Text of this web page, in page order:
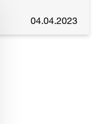
04.04.2023